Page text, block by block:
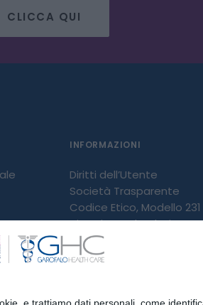
CLICCA QUI
INFORMAZIONI
Diritti dell’Utente
Società Trasparente
Codice Etico, Modello
Diversity and Inclusion
Carta dei Servizi
Whistleblowing